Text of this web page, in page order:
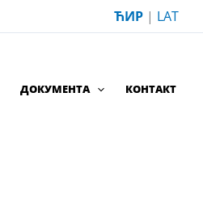
ЋИР | LAT
ДОКУМЕНТА КОНТАКТ